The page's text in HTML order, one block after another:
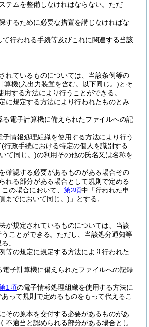
ムを整備しなければならない。 ただ
するために必要な措置を講じなければな
行われる手続等及びこれに関連する当該
れているものについては、当該条例等の
算機(入出力装置を含む。以下同じ。)とそ
用する方法により行うことができる。
に規定する方法により行われたものとみ
電子計算機に備えられたファイルへの記
子情報処理組織を使用する方法により行う
(行政手続における特定の個人を識別する
て同じ。)の利用その他の氏名又は名称を
確認する必要があるものがある場合その
れる部分がある場合として規則で定める
この場合において、 第2項中「行われた申
までにおいて同じ。) 」とする。
が規定されているものについては、当該
ことができる。 ただし、当該処分通知等
。
等の規定に規定する方法により行われた
子計算機に備えられたファイルへの記録
1項の電子情報処理組織を使用する方法に
って規則で定めるものをもって代えるこ
その原本を交付する必要があるものがあ
不適当と認められる部分がある場合とし